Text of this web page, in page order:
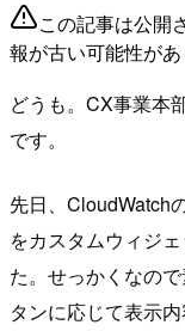
この記事は公開
報が古い可能性があ
どうも。CX事業本
です。
先日、CloudWatch
をカスタムウィジ
た。せっかくなの
タンに応じて表示